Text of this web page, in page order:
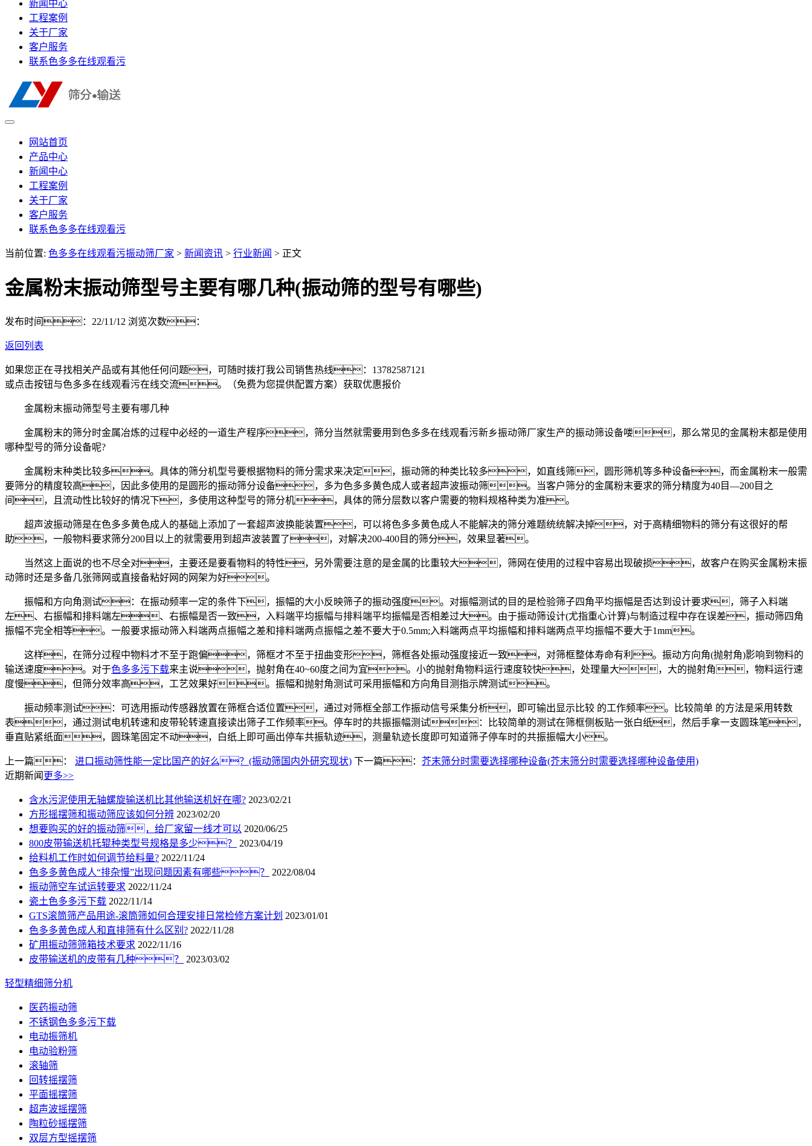
新闻中心
工程案例
关于厂家
客户服务
联系色多多在线观看污
网站首页
产品中心
新闻中心
工程案例
关于厂家
客户服务
联系色多多在线观看污
当前位置: 色多多在线观看污振动筛厂家 > 新闻资讯 > 行业新闻 > 正文
金属粉末振动筛型号主要有哪几种(振动筛的型号有哪些)
发布时间：22/11/12 浏览次数：
返回列表
如果您正在寻找相关产品或有其他任何问题，可随时拨打我公司销售热线： 13782587121
或点击按钮与色多多在线观看污在线交流。（免费为您提供配置方案） 获取优惠报价
金属粉末振动筛型号主要有哪几种
金属粉末的筛分时金属冶炼的过程中必经的一道生产程序，筛分当然就需要用到色多多在线观看污新乡振动筛厂家生产的振动筛设备喽，那么常见的金属粉末都是使用
哪种型号的筛分设备呢?
金属粉末种类比较多。具体的筛分机型号要根据物料的筛分需求来决定，振动筛的种类比较多，如直线筛，圆形筛机等多种设备，而金属粉末一般需
要筛分的精度较高，因此多使用的是圆形的振动筛分设备，多为色多多黄色成人或者超声波振动筛。当客户筛分的金属粉末要求的筛分精度为40目—200目之
间，且流动性比较好的情况下，多使用这种型号的筛分机，具体的筛分层数以客户需要的物料规格种类为准。
超声波振动筛是在色多多黄色成人的基础上添加了一套超声波换能装置，可以将色多多黄色成人不能解决的筛分难题统统解决掉，对于高精细物料的筛分有这很好的帮
助，一般物料要求筛分200目以上的就需要用到超声波装置了，对解决200-400目的筛分，效果显著。
当然这上面说的也不尽全对，主要还是要看物料的特性，另外需要注意的是金属的比重较大，筛网在使用的过程中容易出现破损，故客户在购买金属粉末振
动筛时还是多备几张筛网或直接备粘好网的网架为好。
振幅和方向角测试：在振动频率一定的条件下，振幅的大小反映筛子的振动强度。对振幅测试的目的是检验筛子四角平均振幅是否达到设计要求，筛子入料端
左、右振幅和排料端左、右振幅是否一致，入料端平均振幅与排料端平均振幅是否相差过大。由于振动筛设计(尤指重心计算)与制造过程中存在误差，振动筛四角
振幅不完全相等。一般要求振动筛入料端两点振幅之差和排料端两点振幅之差不要大于0.5mm;入料端两点平均振幅和排料端两点平均振幅不要大于1mm。
这样，在筛分过程中物料才不至于跑偏，筛框才不至于扭曲变形，筛框各处振动强度接近一致，对筛框整体寿命有利。振动方向角(抛射角)影响到物料的
输送速度。对于色多多污下载来主说，抛射角在40~60度之间为宜。小的抛射角物料运行速度较快，处理量大，大的抛射角，物料运行速
度慢，但筛分效率高，工艺效果好。振幅和抛射角测试可采用振幅和方向角目测指示牌测试。
振动频率测试：可选用振动传感器放置在筛框合适位置，通过对筛框全部工作振动信号采集分析，即可输出显示比较 的工作频率。比较简单 的方法是采用转数
表，通过测试电机转速和皮带轮转速直接读出筛子工作频率。停车时的共振振幅测试：比较简单的测试在筛框侧板贴一张白纸，然后手拿一支圆珠笔，
垂直贴紧纸面，圆珠笔固定不动，白纸上即可画出停车共振轨迹，测量轨迹长度即可知道筛子停车时的共振振幅大小。
上一篇： 进口振动筛性能一定比国产的好么？(振动筛国内外研究现状) 下一篇： 芥末筛分时需要选择哪种设备(芥末筛分时需要选择哪种设备使用)
近期新闻 更多>>
含水污泥使用无轴螺旋输送机比其他输送机好在哪? 2023/02/21
方形摇摆筛和振动筛应该如何分辨 2023/02/20
想要购买的好的振动筛，给厂家留一线才可以 2020/06/25
800皮带输送机托辊种类型号规格是多少？
2023/04/19
给料机工作时如何调节给料量? 2022/11/24
色多多黄色成人“排杂慢”出现问题因素有哪些？
2022/08/04
振动筛空车试运转要求 2022/11/24
瓷土色多多污下载 2022/11/14
GTS滚筒筛产品用途-滚筒筛如何合理安排日常检修方案计划 2023/01/01
色多多黄色成人和直排筛有什么区别? 2022/11/28
矿用振动筛筛箱技术要求 2022/11/16
皮带输送机的皮带有几种？
2023/03/02
轻型精细筛分机
医药振动筛
不锈钢色多多污下载
电动振筛机
电动验粉筛
滚轴筛
回转摇摆筛
平面摇摆筛
超声波摇摆筛
陶粒砂摇摆筛
双层方型摇摆筛